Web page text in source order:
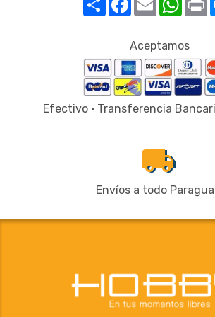
Aceptamos
Efectivo · Transferencia
local_shipping
Envíos a todo